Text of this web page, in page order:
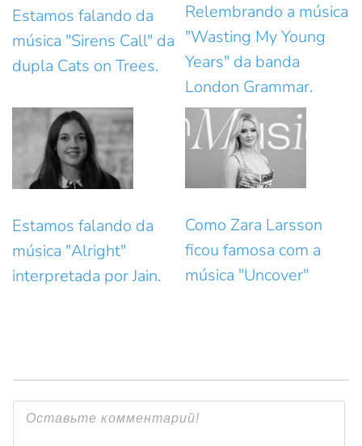
Estamos falando da
música "Sirens Call" da
dupla Cats on Trees.
Relembrando a música
"Wasting My Young
Years" da banda
London Grammar.
Estamos falando da
música "Alright"
interpretada por Jain.
Como Zara Larsson
ficou famosa com a
música "Uncover"